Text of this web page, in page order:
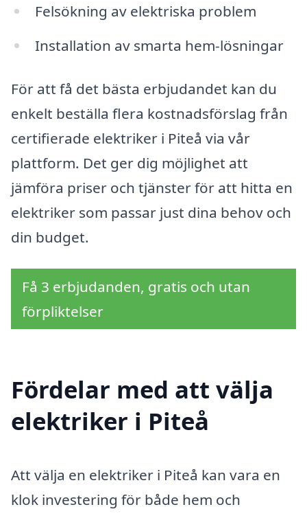
Felsökning av elektriska problem
Installation av smarta hem-lösningar
För att få det bästa erbjudandet kan du
enkelt beställa flera kostnadsförslag från
certifierade elektriker i Piteå via vår
plattform. Det ger dig möjlighet att
jämföra priser och tjänster för att hitta en
elektriker som passar just dina behov och
din budget.
Få 3 erbjudanden, gratis och utan
förpliktelser
Fördelar med att välja
elektriker i Piteå
Att välja en elektriker i Piteå kan vara en
klok investering för både hem och